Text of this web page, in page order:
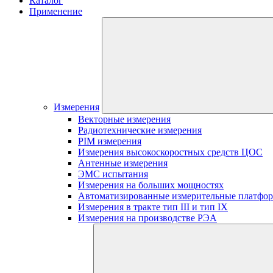
Применение
Измерения
Векторные измерения
Радиотехнические измерения
PIM измерения
Измерения высокоскоростных средств ЦОС
Антенные измерения
ЭМС испытания
Измерения на больших мощностях
Автоматизированные измерительные
Измерения в тракте тип III и тип IX
Измерения на производстве РЭА